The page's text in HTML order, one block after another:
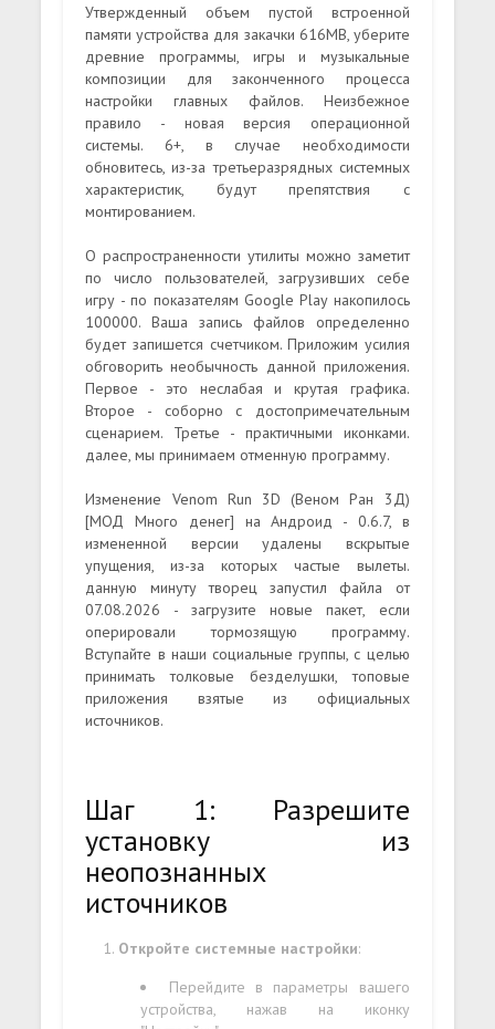
Утвержденный объем пустой встроенной
памяти устройства для закачки 616MB, уберите
древние программы, игры и музыкальные
композиции для законченного процесса
настройки главных файлов. Неизбежное
правило - новая версия операционной
системы. 6+, в случае необходимости
обновитесь, из-за третьеразрядных системных
характеристик, будут препятствия с
монтированием.
О распространенности утилиты можно заметит
по число пользователей, загрузивших себе
игру - по показателям Google Play накопилось
100000. Ваша запись файлов определенно
будет запишется счетчиком. Приложим усилия
обговорить необычность данной приложения.
Первое - это неслабая и крутая графика.
Второе - соборно с достопримечательным
сценарием. Третье - практичными иконками.
далее, мы принимаем отменную программу.
Изменение Venom Run 3D (Веном Ран 3Д)
[МОД Много денег] на Андроид - 0.6.7, в
измененной версии удалены вскрытые
упущения, из-за которых частые вылеты.
данную минуту творец запустил файла от
07.08.2026 - загрузите новые пакет, если
оперировали тормозящую программу.
Вступайте в наши социальные группы, с целью
принимать толковые безделушки, топовые
приложения взятые из официальных
источников.
Шаг 1: Разрешите
установку из
неопознанных
источников
Откройте системные настройки:
Перейдите в параметры вашего
устройства, нажав на иконку